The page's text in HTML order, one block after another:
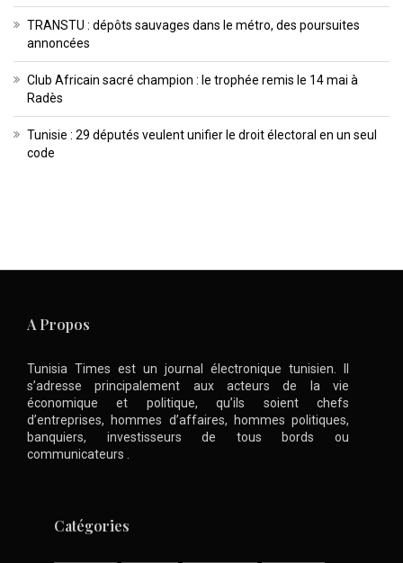
TRANSTU : dépôts sauvages dans le métro, des poursuites
annoncées
Club Africain sacré champion : le trophée remis le 14 mai à
Radès
Tunisie : 29 députés veulent unifier le droit électoral en un seul
code
A Propos
Tunisia Times est un journal électronique tunisien. Il
s’adresse principalement aux acteurs de la vie
économique et politique, qu’ils soient chefs
d’entreprises, hommes d’affaires, hommes politiques,
banquiers, investisseurs de tous bords ou
communicateurs .
Catégories